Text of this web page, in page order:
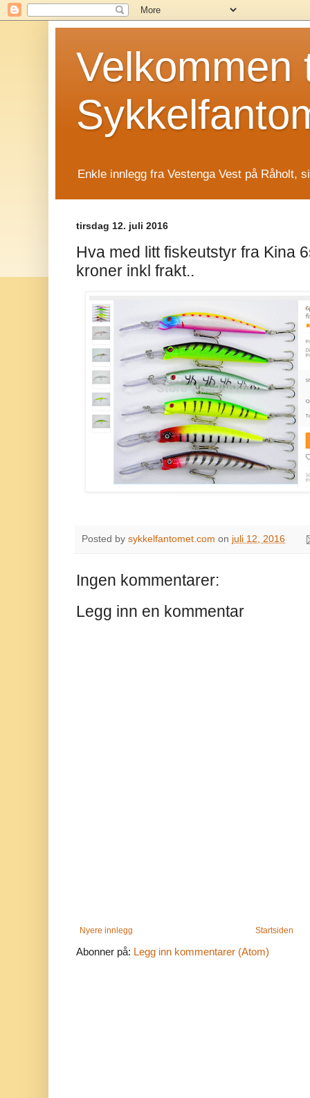
Velkommen
Enkle innlegg fra Vestenga Vest på Råholt,
tirsdag 12. juli 2016
Hva med litt fiskeutstyr fra Kina
kroner inkl frakt..
Posted by sykkelfantomet.com on juli 12, 2016
Ingen kommentarer:
Legg inn en kommentar
Nyere innlegg Startsiden
Abonner på: Legg inn kommentarer (Atom)